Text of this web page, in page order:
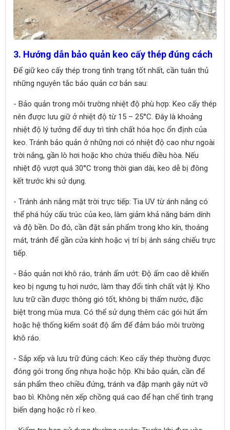
3. Hướng dẫn bảo quản keo cấy thép đúng cách
Để giữ keo cấy thép trong tình trạng tốt nhất, cần tuân thủ
những nguyên tắc bảo quản cơ bản sau:
- Bảo quản trong môi trường nhiệt độ phù hợp: Keo cấy thép
nên được lưu giữ ở nhiệt độ từ 15 – 25°C. Đây là khoảng
nhiệt độ lý tưởng để duy trì tính chất hóa học ổn định của
keo. Tránh bảo quản ở những nơi có nhiệt độ cao như ngoài
trời nắng, gần lò hơi hoặc kho chứa thiếu điều hòa. Nếu
nhiệt độ vượt quá 30°C trong thời gian dài, keo dễ bị đông
kết trước khi sử dụng.
- Tránh ánh nắng mặt trời trực tiếp: Tia UV từ ánh nắng có
thể phá hủy cấu trúc của keo, làm giảm khả năng bám dính
và độ bền. Do đó, cần đặt sản phẩm trong kho kín, thoáng
mát, tránh để gần cửa kính hoặc vị trí bị ánh sáng chiếu trực
tiếp.
- Bảo quản nơi khô ráo, tránh ẩm ướt: Độ ẩm cao dễ khiến
keo bị ngưng tụ hơi nước, làm thay đổi tính chất vật lý. Kho
lưu trữ cần được thông gió tốt, không bị thấm nước, đặc
biệt trong mùa mưa. Có thể sử dụng thêm các gói hút ẩm
hoặc hệ thống kiểm soát độ ẩm để đảm bảo môi trường
khô ráo.
- Sắp xếp và lưu trữ đúng cách: Keo cấy thép thường được
đóng gói trong ống nhựa hoặc hộp. Khi bảo quản, cần để
sản phẩm theo chiều đứng, tránh va đập mạnh gây nứt vỡ
bao bì. Không nên xếp chồng quá cao để hạn chế tình trạng
biến dạng hoặc rò rỉ keo.